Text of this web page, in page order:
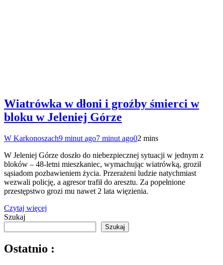
Wiatrówka w dłoni i groźby śmierci w
bloku w Jeleniej Górze
W Karkonoszach9 minut ago7 minut ago02 mins
W Jeleniej Górze doszło do niebezpiecznej sytuacji w jednym z
bloków – 48-letni mieszkaniec, wymachując wiatrówką, groził
sąsiadom pozbawieniem życia. Przerażeni ludzie natychmiast
wezwali policję, a agresor trafił do aresztu. Za popełnione
przestępstwo grozi mu nawet 2 lata więzienia.
Czytaj więcej
Szukaj
Szukaj
Ostatnio :